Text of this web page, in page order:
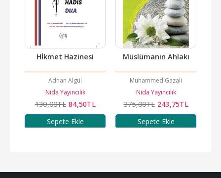
Hİkmet Hazinesi
Adnan Algül
Nida Yayıncılık
130,00TL 84,50TL
Sepete Ekle
Müslümanın Ahlakı
Muhammed Gazali
Nida Yayıncılık
375,00TL 243,75TL
Sepete Ekle